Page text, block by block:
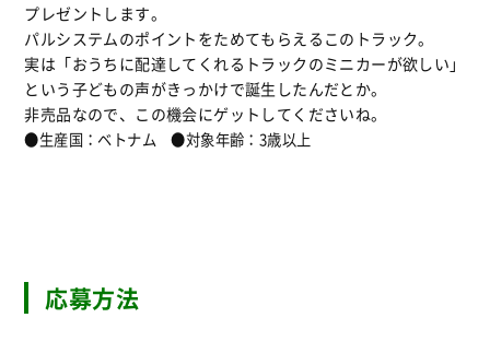
プレゼントします。
パルシステムのポイントをためてもらえるこのトラック。
実は「おうちに配達してくれるトラックのミニカーが欲しい」
という子どもの声がきっかけで誕生したんだとか。
非売品なので、この機会にゲットしてくださいね。
●生産国：ベトナム ●対象年齢：3歳以上
応募方法